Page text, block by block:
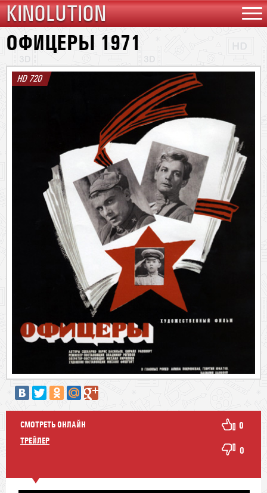
KINOLUTION
ОФИЦЕРЫ 1971
HD 720
СМОТРЕТЬ ОНЛАЙН
ТРЕЙЛЕР
0
0